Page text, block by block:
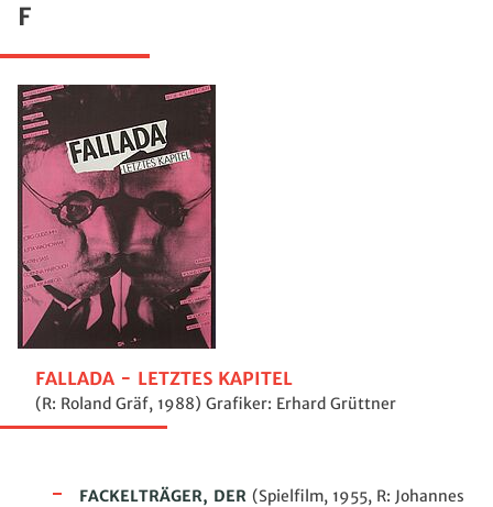
F
FALLADA - LETZTES KAPITEL
(R: Roland Gräf, 1988) Grafiker: Erhard Grüttner
FACKELTRÄGER, DER (Spielfilm, 1955, R: Johannes